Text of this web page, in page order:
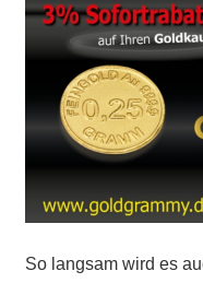
So langsam wird es